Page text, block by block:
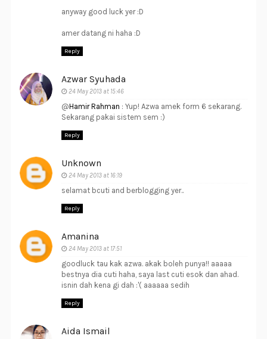
anyway good luck yer :D
amer datang ni haha :D
Reply
Azwar Syuhada
24 May 2013 at 15:46
@Hamir Rahman : Yup! Azwa amek form 6 sekarang.
Sekarang pakai sistem sem :)
Reply
Unknown
24 May 2013 at 16:19
selamat bcuti and berblogging yer..
Reply
Amanina
24 May 2013 at 17:51
goodluck tau kak azwa. akak boleh punya!! aaaaa
bestnya dia cuti haha, saya last cuti esok dan ahad.
isnin dah kena gi dah :'( aaaaaa sedih
Reply
Aida Ismail